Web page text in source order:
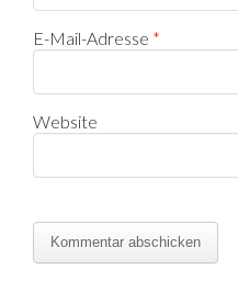
E-Mail-Adresse *
Website